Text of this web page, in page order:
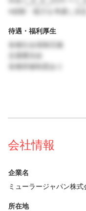
※経験・能力を考慮し決定
待遇・福利厚生
各種社会保険完備
交通費支給
各種研修制度あり
会社情報
企業名
ミューラージャパン株式
所在地